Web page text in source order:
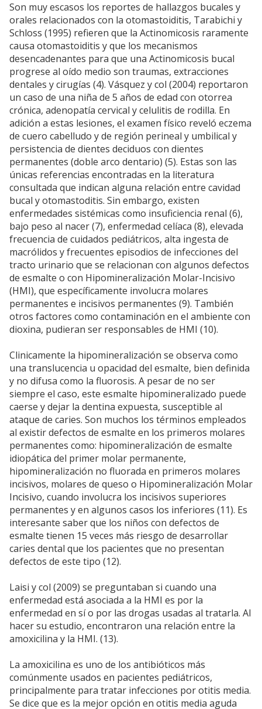
Son muy escasos los reportes de hallazgos bucales y
orales relacionados con la otomastoiditis, Tarabichi y
Schloss (1995) refieren que la Actinomicosis raramente
causa otomastoiditis y que los mecanismos
desencadenantes para que una Actinomicosis bucal
progrese al oído medio son traumas, extracciones
dentales y cirugías (4). Vásquez y col (2004) reportaron
un caso de una niña de 5 años de edad con otorrea
crónica, adenopatía cervical y celulitis de rodilla. En
adición a estas lesiones, el examen físico reveló eczema
de cuero cabelludo y de región perineal y umbilical y
persistencia de dientes deciduos con dientes
permanentes (doble arco dentario) (5). Estas son las
únicas referencias encontradas en la literatura
consultada que indican alguna relación entre cavidad
bucal y otomastoditis. Sin embargo, existen
enfermedades sistémicas como insuficiencia renal (6),
bajo peso al nacer (7), enfermedad celíaca (8), elevada
frecuencia de cuidados pediátricos, alta ingesta de
macrólidos y frecuentes episodios de infecciones del
tracto urinario que se relacionan con algunos defectos
de esmalte o con Hipomineralización Molar-Incisivo
(HMI), que específicamente involucra molares
permanentes e incisivos permanentes (9). También
otros factores como contaminación en el ambiente con
dioxina, pudieran ser responsables de HMI (10).
Clinicamente la hipomineralización se observa como
una translucencia u opacidad del esmalte, bien definida
y no difusa como la fluorosis. A pesar de no ser
siempre el caso, este esmalte hipomineralizado puede
caerse y dejar la dentina expuesta, susceptible al
ataque de caries. Son muchos los términos empleados
al existir defectos de esmalte en los primeros molares
permanentes como: hipomineralización de esmalte
idiopática del primer molar permanente,
hipomineralización no fluorada en primeros molares
incisivos, molares de queso o Hipomineralización Molar
Incisivo, cuando involucra los incisivos superiores
permanentes y en algunos casos los inferiores (11). Es
interesante saber que los niños con defectos de
esmalte tienen 15 veces más riesgo de desarrollar
caries dental que los pacientes que no presentan
defectos de este tipo (12).
Laisi y col (2009) se preguntaban si cuando una
enfermedad está asociada a la HMI es por la
enfermedad en sí o por las drogas usadas al tratarla. Al
hacer su estudio, encontraron una relación entre la
amoxicilina y la HMI. (13).
La amoxicilina es uno de los antibióticos más
comúnmente usados en pacientes pediátricos,
principalmente para tratar infecciones por otitis media.
Se dice que es la mejor opción en otitis media aguda